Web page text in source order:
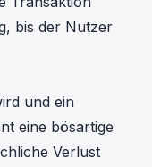
bis der Nutzer
und ein
eine bösartige
Verlust